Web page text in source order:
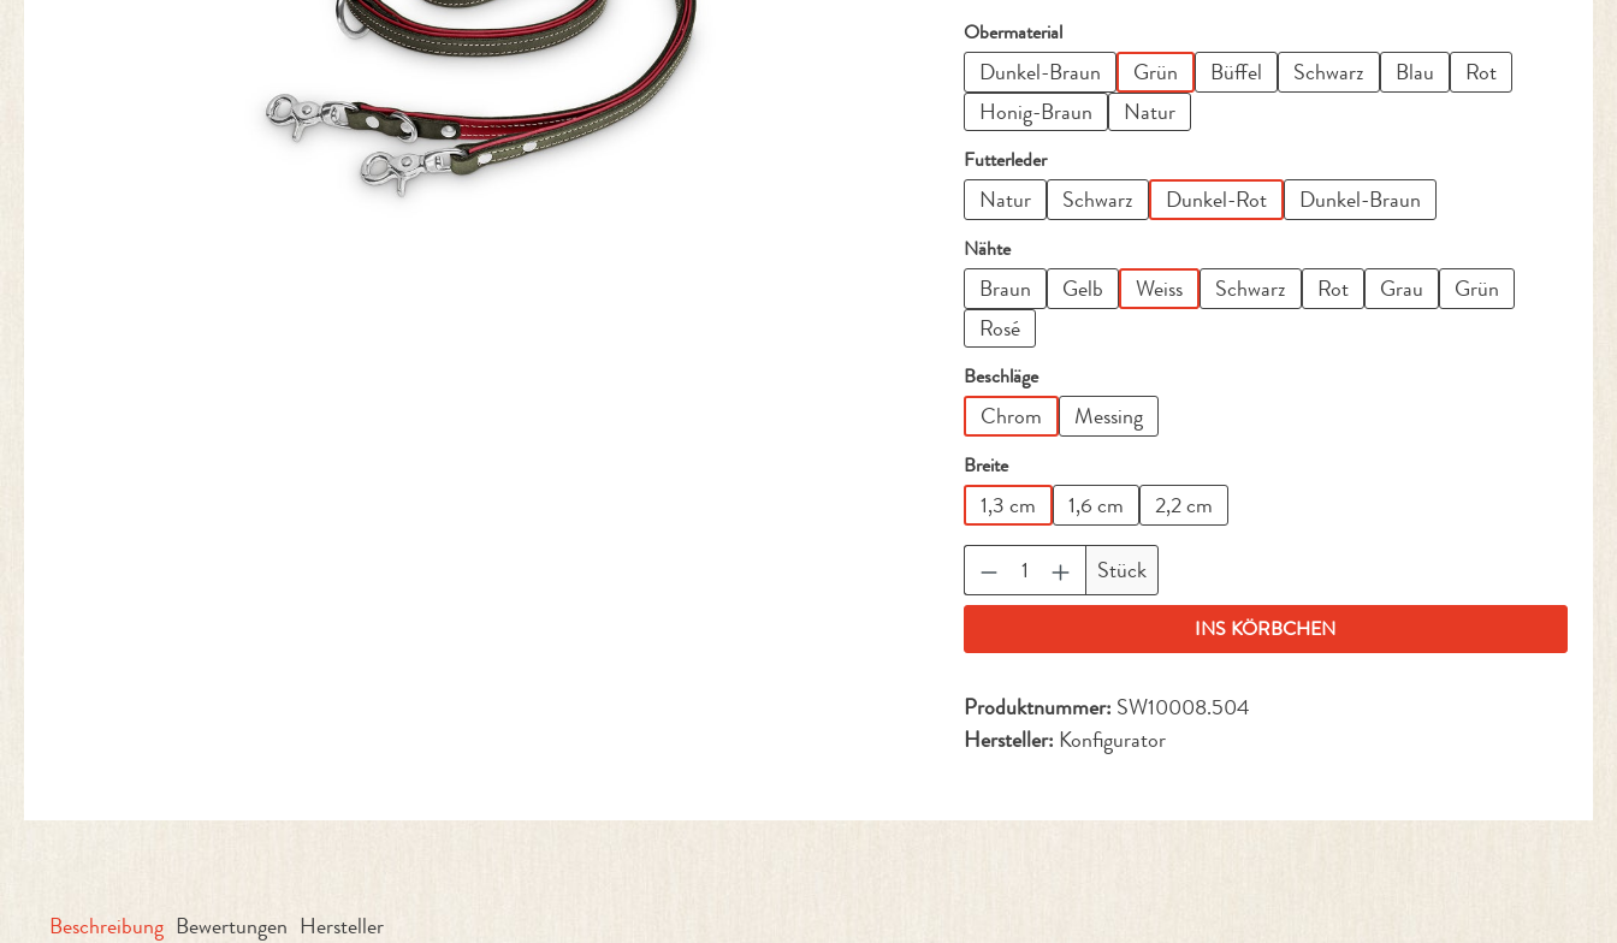
Obermaterialauswählen
Dunkel-Braun Grün Büffel Schwarz Blau
Rot
Honig-Braun
Natur
Futterlederauswählen
Natur Schwarz Dunkel-Rot Dunkel-Braun
Nähteauswählen
Braun Gelb Weiss Schwarz Rot Grau
Grün
Rosé
Beschlägeauswählen
Chrom Messing
Breiteauswählen
1,3 cm 1,6 cm 2,2 cm
Produkt Anzahl: Gib den gewünschten Wert ein oder
Stück
INS KÖRBCHEN
Produktnummer: SW10008.504
Hersteller: Konfigurator
Beschreibung Bewertungen Hersteller